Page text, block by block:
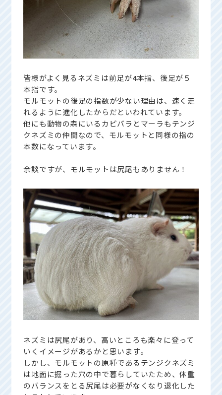
皆様がよく見るネズミは前足が4本指、後足が５
本指です。
モルモットの後足の指数が少ない理由は、速く走
れるように進化したからだといわれています。
他にも動物の森にいるカピバラとマーラもテンジ
クネズミの仲間なので、モルモットと同様の指の
本数になっています。
余談ですが、モルモットは尻尾もありません！
ネズミは尻尾があり、高いところも楽々に登って
いくイメージがあるかと思います。
しかし、モルモットの原種であるテンジクネズミ
は地面に掘った穴の中で暮らしていたため、体重
のバランスをとる尻尾は必要がなくなり退化した